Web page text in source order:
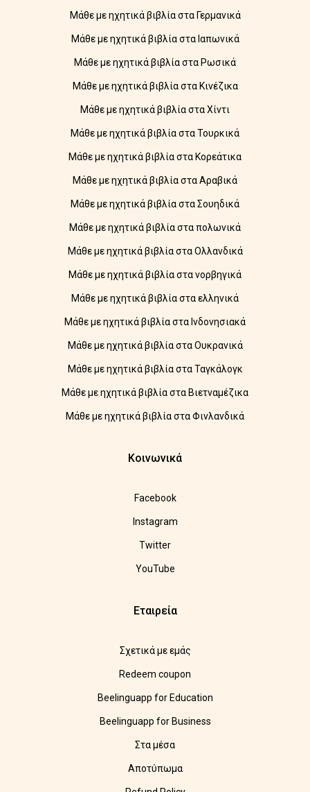
Μάθε με ηχητικά βιβλία στα Γερμανικά
Μάθε με ηχητικά βιβλία στα Ιαπωνικά
Μάθε με ηχητικά βιβλία στα Ρωσικά
Μάθε με ηχητικά βιβλία στα Κινέζικα
Μάθε με ηχητικά βιβλία στα Χίντι
Μάθε με ηχητικά βιβλία στα Τουρκικά
Μάθε με ηχητικά βιβλία στα Κορεάτικα
Μάθε με ηχητικά βιβλία στα Αραβικά
Μάθε με ηχητικά βιβλία στα Σουηδικά
Μάθε με ηχητικά βιβλία στα πολωνικά
Μάθε με ηχητικά βιβλία στα Ολλανδικά
Μάθε με ηχητικά βιβλία στα νορβηγικά
Μάθε με ηχητικά βιβλία στα ελληνικά
Μάθε με ηχητικά βιβλία στα Ινδονησιακά
Μάθε με ηχητικά βιβλία στα Ουκρανικά
Μάθε με ηχητικά βιβλία στα Ταγκάλογκ
Μάθε με ηχητικά βιβλία στα Βιετναμέζικα
Μάθε με ηχητικά βιβλία στα Φινλανδικά
Κοινωνικά
Facebook
Instagram
Twitter
YouTube
Εταιρεία
Σχετικά με εμάς
Redeem coupon
Beelinguapp for Education
Beelinguapp for Business
Στα μέσα
Αποτύπωμα